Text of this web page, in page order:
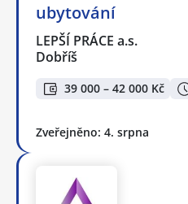
ubytování
LEPŠÍ PRÁCE a.s.
Dobříš
39 000 – 42 000 Kč
Zveřejněno: 4. srpna